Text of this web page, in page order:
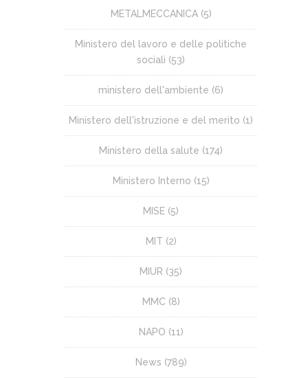
METALMECCANICA(5)
Ministero del lavoro e delle politiche
sociali (53)
ministero dell'ambiente (6)
Ministero dell'istruzione e del merito (1)
Ministero della salute (174)
Ministero Interno (15)
MISE (5)
MIT (2)
MIUR (35)
MMC (8)
NAPO (11)
News (789)